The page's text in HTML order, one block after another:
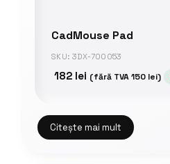
CadMouse Pad
SKU: 3DX-700053
182 lei (fără TVA150 lei)
Citește mai mult